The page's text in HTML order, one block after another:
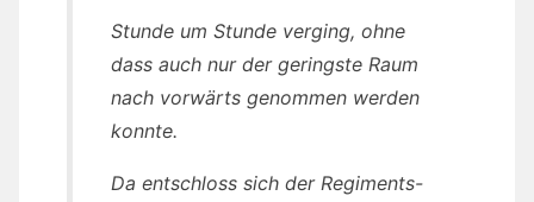
Stunde um Stunde verging, ohne
dass auch nur der geringste Raum
nach vorwärts genommen werden
konnte.
Da entschloss sich der Regiments-